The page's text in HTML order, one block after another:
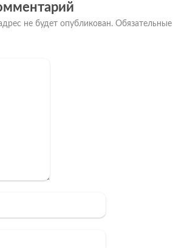
не будет опубликован. Обязательные